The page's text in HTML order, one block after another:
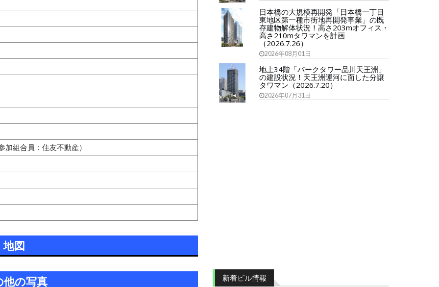
組合員：住友不動産）
地図
他の写真
日本橋の大規模再開発「日本橋一丁目
東地区第一種市街地再開発事業」の既
存建物解体状況！高さ203mオフィス・
高さ210mタワマンを計画
（2026.7.26）
2026年08月01日
地上34階「パークタワー品川天王洲」
の建設状況！天王洲運河に面した分譲
タワマン（2026.7.20）
2026年07月31日
新着ビル情報